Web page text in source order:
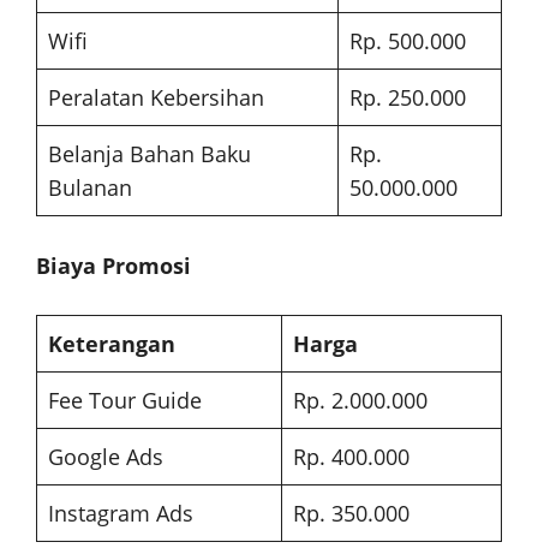
Wifi
Rp. 500.000
Peralatan Kebersihan
Rp. 250.000
Belanja Bahan Baku
Bulanan
Rp.
50.000.000
Biaya Promosi
Keterangan
Harga
Fee Tour Guide
Rp. 2.000.000
Google Ads
Rp. 400.000
Instagram Ads
Rp. 350.000